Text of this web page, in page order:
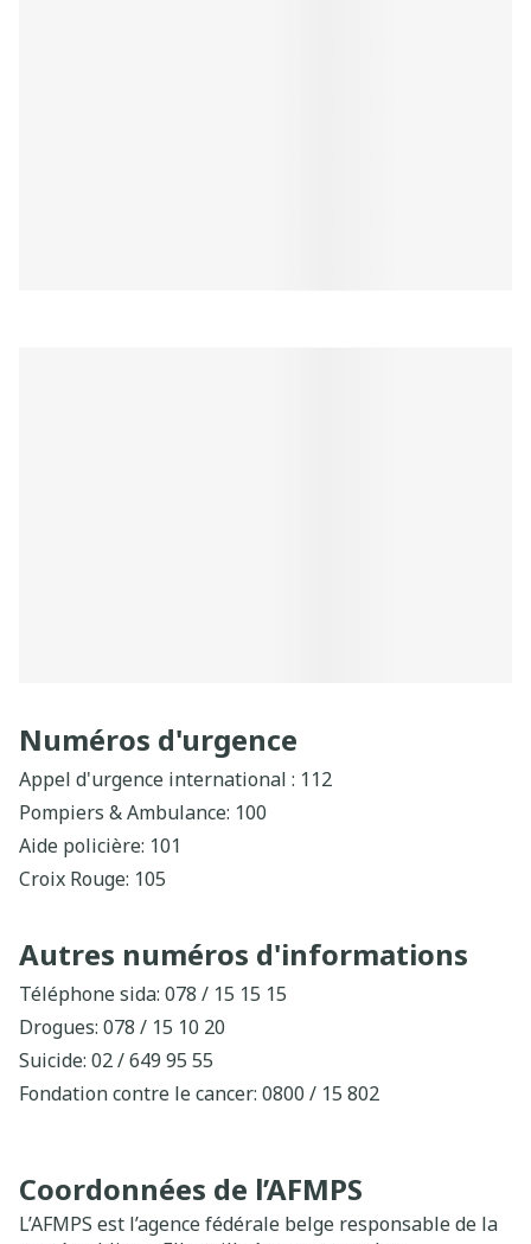
Numéros d'urgence
Appel d'urgence international : 112
Pompiers & Ambulance: 100
Aide policière: 101
Croix Rouge: 105
Child focus: 110
Autres numéros d'informations
Téléphone sida: 078 / 15 15 15
Drogues: 078 / 15 10 20
Suicide: 02 / 649 95 55
Fondation contre le cancer: 0800 / 15 802
Centre des brûlés: 02 / 649 65 89
Coordonnées de l’AFMPS
L’AFMPS est l’agence fédérale belge responsable de la